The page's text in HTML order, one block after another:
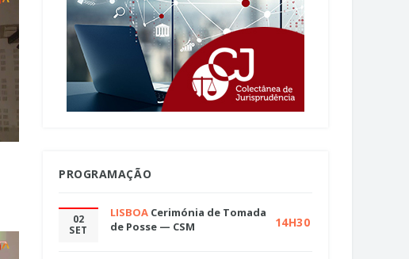
PROGRAMAÇÃO
02
SET
LISBOA Cerimónia de Tomada
de Posse — CSM
14H30